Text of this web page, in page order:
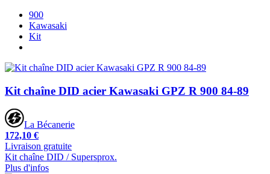
900
Kawasaki
Kit
Kit chaîne DID acier Kawasaki GPZ R 900 84-89
La Bécanerie
172,10 €
Livraison gratuite
Kit chaîne DID / Supersprox.
Plus d'infos